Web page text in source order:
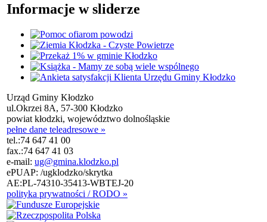
Informacje w sliderze
Urząd Gminy Kłodzko
ul.Okrzei 8A, 57-300 Kłodzko
powiat kłodzki, województwo dolnośląskie
pełne dane teleadresowe »
tel.:74 647 41 00
fax.:74 647 41 03
e-mail: ug@gmina.klodzko.pl
ePUAP: /ugklodzko/skrytka
AE:PL-74310-35413-WBTEJ-20
polityka prywatności / RODO »